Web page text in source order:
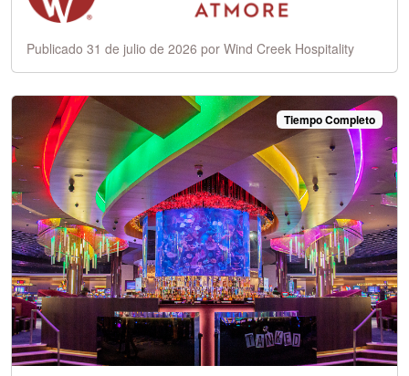
Publicado 31 de julio de 2026 por Wind Creek Hospitality
Tiempo Completo